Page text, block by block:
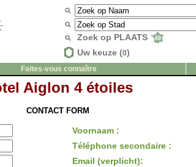
Zoek op PLAATS
Uw keuze (0)
Faites-vous connaître
Aiglon 4 étoiles
CONTACT FORM
Voornaam :
Téléphone secondaire :
Email (verplicht):